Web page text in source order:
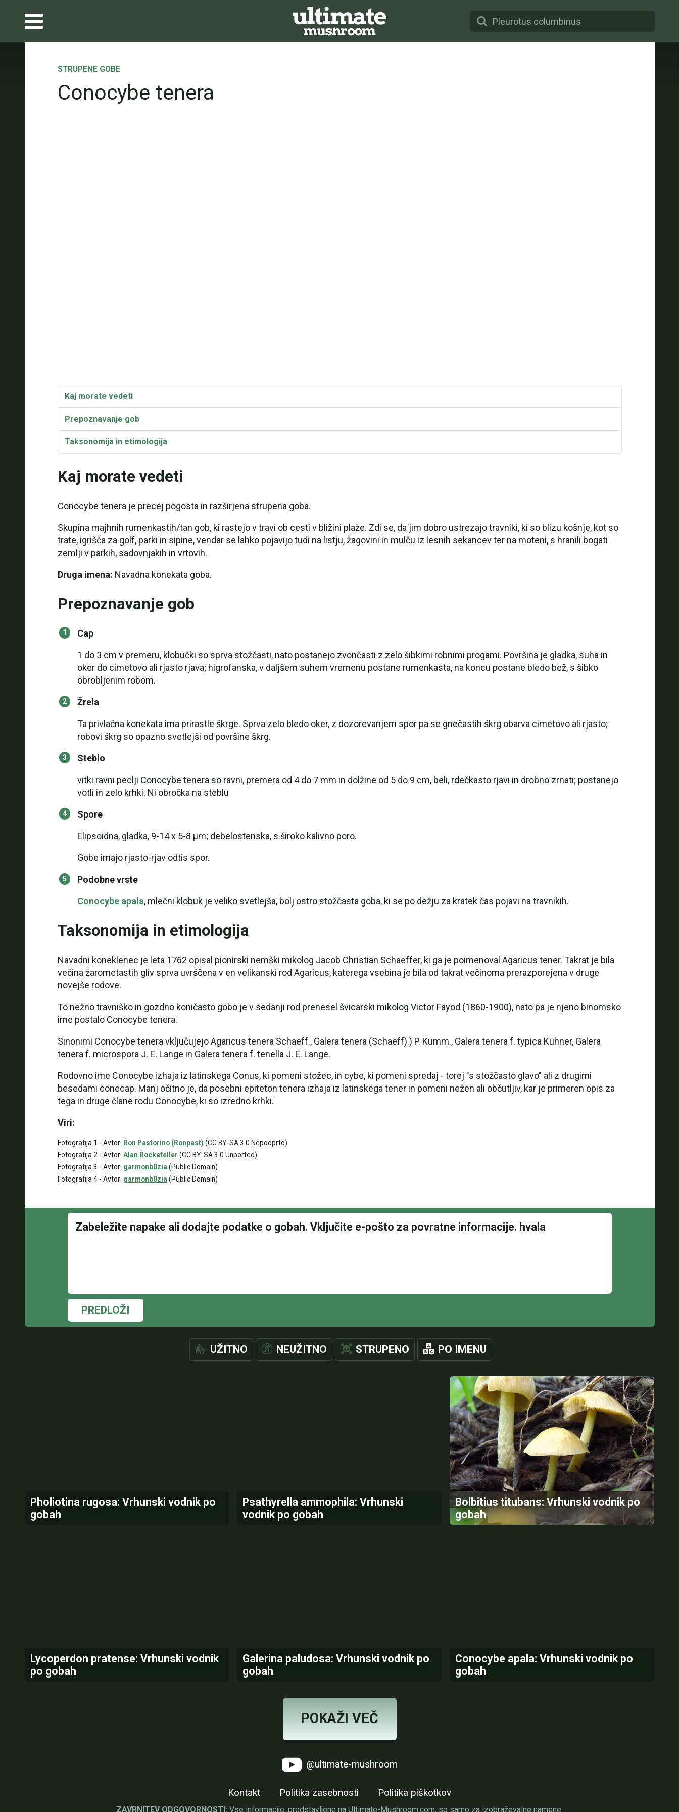
STRUPENE GOBE
Conocybe tenera
Kaj morate vedeti
Prepoznavanje gob
Taksonomija in etimologija
Kaj morate vedeti
Conocybe tenera je precej pogosta in razširjena strupena goba.
Skupina majhnih rumenkastih/tan gob, ki rastejo v travi ob cesti v bližini plaže. Zdi se, da jim dobro ustrezajo travniki, ki so blizu košnje, kot so
trate, igrišča za golf, parki in sipine, vendar se lahko pojavijo tudi na listju, žagovini in mulču iz lesnih sekancev ter na moteni, s hranili bogati
zemlji v parkih, sadovnjakih in vrtovih.
Druga imena: Navadna konekata goba.
Prepoznavanje gob
Cap
1 do 3 cm v premeru, klobučki so sprva stožčasti, nato postanejo zvončasti z zelo šibkimi robnimi progami. Površina je gladka, suha in
oker do cimetovo ali rjasto rjava; higrofanska, v daljšem suhem vremenu postane rumenkasta, na koncu postane bledo bež, s šibko
obrobljenim robom.
Žrela
Ta privlačna konekata ima prirastle škrge. Sprva zelo bledo oker, z dozorevanjem spor pa se gnečastih škrg obarva cimetovo ali rjasto;
robovi škrg so opazno svetlejši od površine škrg.
Steblo
vitki ravni peclji Conocybe tenera so ravni, premera od 4 do 7 mm in dolžine od 5 do 9 cm, beli, rdečkasto rjavi in drobno zrnati; postanejo
votli in zelo krhki. Ni obročka na steblu
Spore
Elipsoidna, gladka, 9-14 x 5-8 μm; debelostenska, s široko kalivno poro.
Gobe imajo rjasto-rjav odtis spor.
Podobne vrste
Conocybe apala, mlečni klobuk je veliko svetlejša, bolj ostro stožčasta goba, ki se po dežju za kratek čas pojavi na travnikih.
Taksonomija in etimologija
Navadni koneklenec je leta 1762 opisal pionirski nemški mikolog Jacob Christian Schaeffer, ki ga je poimenoval Agaricus tener. Takrat je bila
večina žarometastih gliv sprva uvrščena v en velikanski rod Agaricus, katerega vsebina je bila od takrat večinoma prerazporejena v druge
novejše rodove.
To nežno travniško in gozdno koničasto gobo je v sedanji rod prenesel švicarski mikolog Victor Fayod (1860-1900), nato pa je njeno binomsko
ime postalo Conocybe tenera.
Sinonimi Conocybe tenera vključujejo Agaricus tenera Schaeff., Galera tenera (Schaeff).) P. Kumm., Galera tenera f. typica Kühner, Galera
tenera f. microspora J. E. Lange in Galera tenera f. tenella J. E. Lange.
Rodovno ime Conocybe izhaja iz latinskega Conus, ki pomeni stožec, in cybe, ki pomeni spredaj - torej "s stožčasto glavo" ali z drugimi
besedami conecap. Manj očitno je, da posebni epiteton tenera izhaja iz latinskega tener in pomeni nežen ali občutljiv, kar je primeren opis za
tega in druge člane rodu Conocybe, ki so izredno krhki.
Viri:
Fotografija 1 - Avtor: Ron Pastorino (Ronpast) (CC BY-SA 3.0 Nepodprto)
Fotografija 2 - Avtor: Alan Rockefeller (CC BY-SA 3.0 Unported)
Fotografija 3 - Avtor: garmonb0zia (Public Domain)
Fotografija 4 - Avtor: garmonb0zia (Public Domain)
PREDLOŽI
UŽITNO NEUŽITNO STRUPENO PO IMENU
Pholiotina rugosa: Vrhunski vodnik po
gobah
Psathyrella ammophila: Vrhunski
vodnik po gobah
Bolbitius titubans: Vrhunski vodnik po
gobah
Lycoperdon pratense: Vrhunski vodnik
po gobah
Galerina paludosa: Vrhunski vodnik po
gobah
Conocybe apala: Vrhunski vodnik po
gobah
POKAŽI VEČ
@ultimate-mushroom
Kontakt Politika zasebnosti Politika piškotkov
ZAVRNITEV ODGOVORNOSTI: Vse informacije, predstavljene na Ultimate-Mushroom.com, so samo za izobraževalne namene.